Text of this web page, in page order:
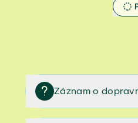
Záznam o
Záznam o dopravní